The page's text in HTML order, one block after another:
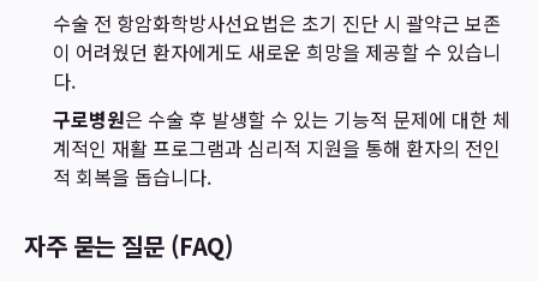
수술 전 항암화학방사선요법은 초기 진단 시 괄약근 보존
이 어려웠던 환자에게도 새로운 희망을 제공할 수 있습니
다.
구로병원은 수술 후 발생할 수 있는 기능적 문제에 대한 체
계적인 재활 프로그램과 심리적 지원을 통해 환자의 전인
적 회복을 돕습니다.
자주 묻는 질문 (FAQ)